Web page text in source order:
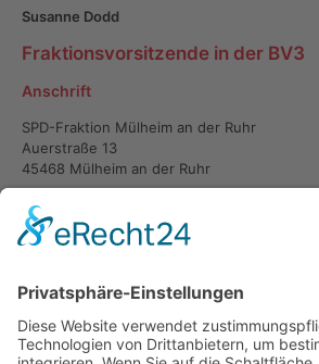
Susanne Dodd
Fraktionsvorsitzende in der BV3
Anschrift
SPD-Fraktion Mülheim an der Ruhr
Auerstraße 13
45468 Mülheim an der Ruhr
Kontakt
susanne.dodd@spd-fraktion-muelheim.de